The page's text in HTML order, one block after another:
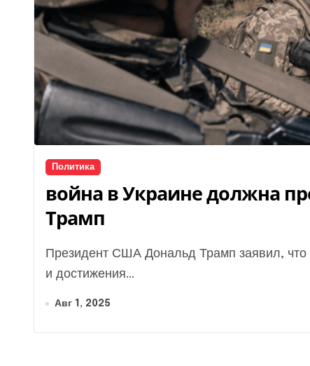
Политика
война в Украине должна
Трамп
Президент США Дональд Трамп заявил, что ожидает от Украины и России прекращения огня
и достижения...
Авг 1, 2025